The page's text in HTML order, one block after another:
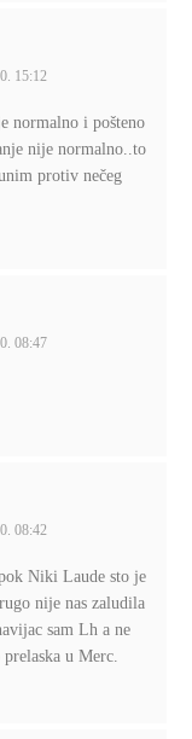
15:12
normalno i pošteno
nije normalno..to
protiv nečeg
08:47
08:42
Niki Laude sto je
nije nas zaludila
sam Lh a ne
u Merc.